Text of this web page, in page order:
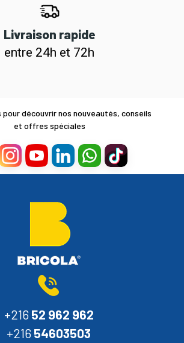
Livraison rapide
entre 24h et 72h
pour découvrir nos nouveautés, conseils
et offres spéciales
+216 52 962 962
+216 54603503